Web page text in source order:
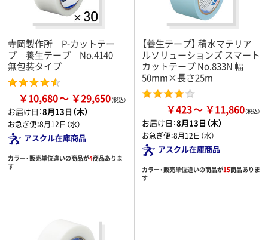
寺岡製作所 P-カットテー
プ 養生テープ No.4140
無包装タイプ
￥10,680 ￥29,650
お届け日：8月13日（木）
お急ぎ便：8月12日（水）
アスクル在庫商品
カラー・販売単位違いの商品が4商品ありま
す
【養生テープ】 積水マテリア
ルソリューションズ スマート
カットテープ No.833N 幅
50mm×長さ25m
￥423 ￥11,860
お届け日：8月13日（木）
お急ぎ便：8月12日（水）
アスクル在庫商品
カラー・販売単位違いの商品が15商品ありま
す